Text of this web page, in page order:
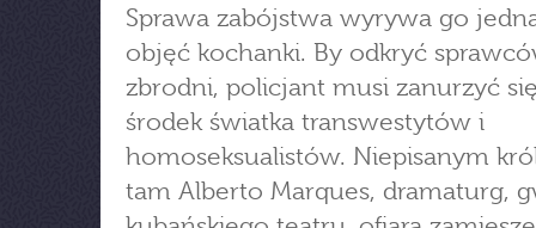
Sprawa zabójstwa wyrywa go
objęć kochanki. By odkryć
zbrodni, policjant musi zanurzyć
środek światka transwestytów i
homoseksualistów. Niepisanym
tam Alberto Marques, dramaturg,